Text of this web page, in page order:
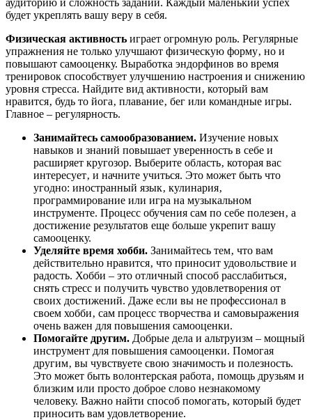
будет укреплять вашу веру в себя.
Физическая активность играет огромную роль. Регулярные
упражнения не только улучшают физическую форму‚ но и
повышают самооценку. Выработка эндорфинов во время
тренировок способствует улучшению настроения и снижению
уровня стресса. Найдите вид активности‚ который вам
нравится‚ будь то йога‚ плавание‚ бег или командные игры.
Главное – регулярность.
Занимайтесь самообразованием. Изучение новых
навыков и знаний повышает уверенность в себе и
расширяет кругозор. Выберите область‚ которая вас
интересует‚ и начните учиться. Это может быть что
угодно: иностранный язык‚ кулинария‚
программирование или игра на музыкальном
инструменте. Процесс обучения сам по себе полезен‚ а
достижение результатов еще больше укрепит вашу
самооценку.
Уделяйте время хобби. Занимайтесь тем‚ что вам
действительно нравится‚ что приносит удовольствие и
радость. Хобби – это отличный способ расслабиться‚
снять стресс и получить чувство удовлетворения от
своих достижений. Даже если вы не профессионал в
своем хобби‚ сам процесс творчества и самовыражения
очень важен для повышения самооценки.
Помогайте другим. Добрые дела и альтруизм – мощный
инструмент для повышения самооценки. Помогая
другим‚ вы чувствуете свою значимость и полезность.
Это может быть волонтерская работа‚ помощь друзьям и
близким или просто доброе слово незнакомому
человеку. Важно найти способ помогать‚ который будет
приносить вам удовлетворение.